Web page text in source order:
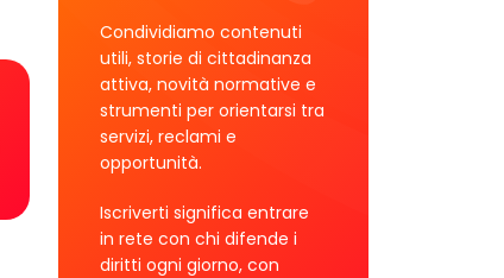
Condividiamo contenuti
utili, storie di cittadinanza
attiva, novità normative e
strumenti per orientarsi tra
servizi, reclami e
opportunità.
Iscriverti significa entrare
in rete con chi difende i
diritti ogni giorno, con